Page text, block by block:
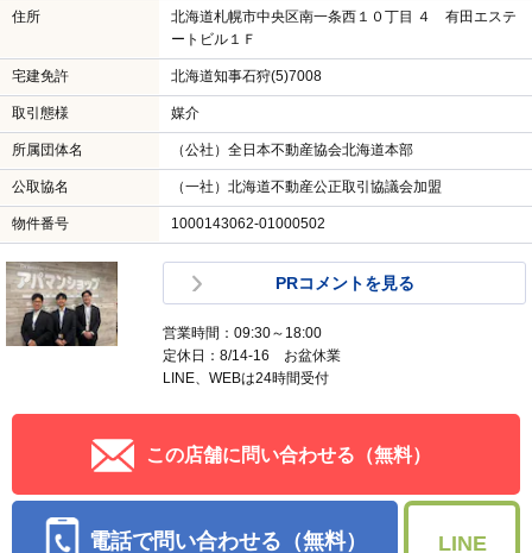
住所
北海道札幌市中央区南一条西１０丁目 ４ 有田エステ
ートビル１Ｆ
宅建免許 北海道知事石狩(5)7008
取引態様 媒介
所属団体名 （公社）全日本不動産協会北海道本部
公取協名 （一社）北海道不動産公正取引協議会加盟
物件番号 1000143062-01000502
PRコメントを見る
営業時間：09:30～18:00
定休日：8/14-16 お盆休業
LINE、WEBは24時間受付
この店舗に問い合わせる（無料）
電話で問い合わせる（無料） LINE